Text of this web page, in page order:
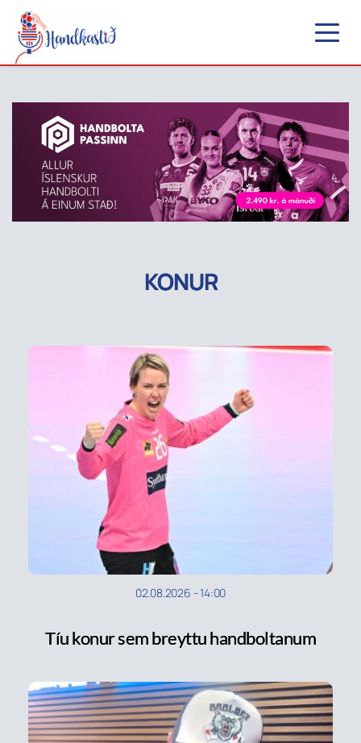
KONUR
02.08.2026 -14:00
Tíu konur sem breyttu handboltanum